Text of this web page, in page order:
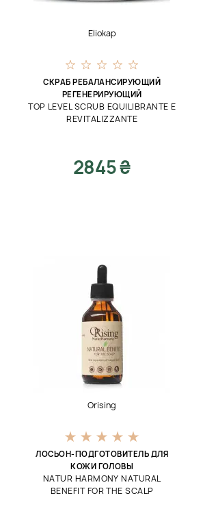
Eliokap
СКРАБ РЕБАЛАНСИРУЮЩИЙ
РЕГЕНЕРИРУЮЩИЙ
TOP LEVEL SCRUB EQUILIBRANTE E
REVITALIZZANTE
2845 ₴
Orising
ЛОСЬОН-ПОДГОТОВИТЕЛЬ ДЛЯ
КОЖИ ГОЛОВЫ
NATUR HARMONY NATURAL
BENEFIT FOR THE SCALP